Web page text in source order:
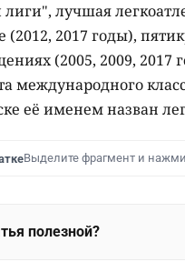
лучшая
2017 годы),
(2005, 2009, 2017
международного
её именем назван
Выделите фрагмент и
полезной?